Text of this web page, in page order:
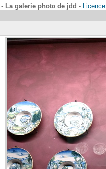
- La galerie photo de jdd -